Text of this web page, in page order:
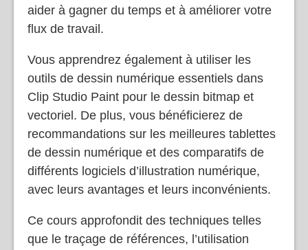
aider à gagner du temps et à améliorer votre
flux de travail.
Vous apprendrez également à utiliser les
outils de dessin numérique essentiels dans
Clip Studio Paint pour le dessin bitmap et
vectoriel. De plus, vous bénéficierez de
recommandations sur les meilleures tablettes
de dessin numérique et des comparatifs de
différents logiciels d’illustration numérique,
avec leurs avantages et leurs inconvénients.
Ce cours approfondit des techniques telles
que le traçage de références, l’utilisation